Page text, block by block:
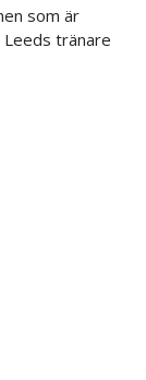
som är
tränare